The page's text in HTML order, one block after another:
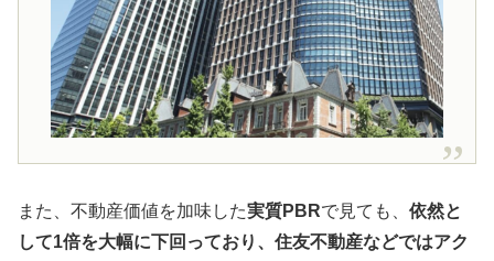
また、不動産価値を加味した実質PBRで見ても、 依然と
して1倍を大幅に下回っており、住友不動産などではアク